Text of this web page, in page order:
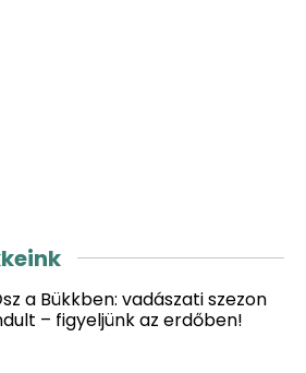
a Bükkben: vadászati szezon
– figyeljünk az erdőben!